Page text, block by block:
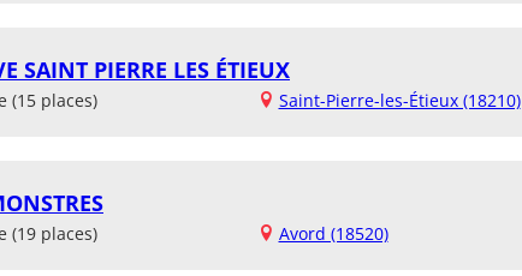
SAINT PIERRE LES ÉTIEUX
(15 places) Saint-Pierre-les-Étieux (18210)
(19 places) Avord (18520)